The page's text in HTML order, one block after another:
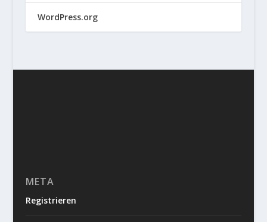
WordPress.org
META
Registrieren